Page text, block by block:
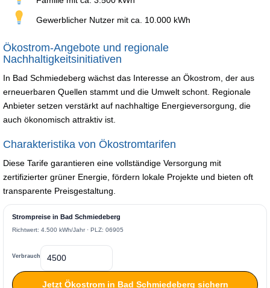
Gewerblicher Nutzer mit ca. 10.000 kWh
Ökostrom-Angebote und regionale
Nachhaltigkeitsinitiativen
In Bad Schmiedeberg wächst das Interesse an Ökostrom, der aus
erneuerbaren Quellen stammt und die Umwelt schont. Regionale
Anbieter setzen verstärkt auf nachhaltige Energieversorgung, die
auch ökonomisch attraktiv ist.
Charakteristika von Ökostromtarifen
Diese Tarife garantieren eine vollständige Versorgung mit
zertifizierter grüner Energie, fördern lokale Projekte und bieten oft
transparente Preisgestaltung.
Strompreise in Bad Schmiedeberg
Richtwert: 4.500 kWh/Jahr · PLZ: 06905
Verbrauch
Jetzt Ökostrom in Bad Schmiedeberg sichern